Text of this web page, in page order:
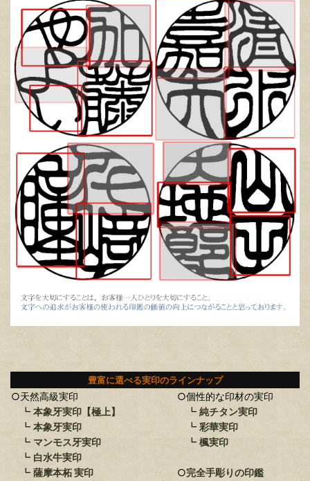
豊富に選べる実印のラインナップ
○天然高級実印
┗ 本象牙実印【極上】
┗ 本象牙実印
┗ マンモス牙実印
┗ 白水牛実印
┗ 薩摩本柘 実印
○個性的な印材の実印
┗ 純チタン実印
┗ 彩華実印
┗ 楓実印
○完全手彫りの印鑑